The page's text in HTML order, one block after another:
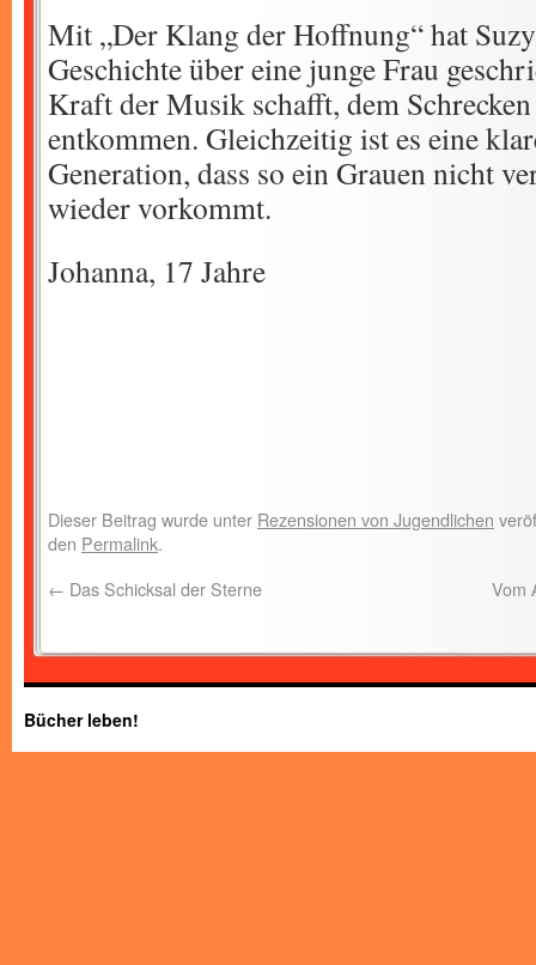
Mit „Der Klang der Hoffnung“ hat
Geschichte über eine junge Frau
Kraft der Musik schafft, dem
entkommen. Gleichzeitig ist es eine
Generation, dass so ein Grauen nicht
wieder vorkommt.
Johanna, 17 Jahre
Dieser Beitrag wurde unter Rezensionen von Jugendlichen
den Permalink.
← Das Schicksal der Sterne Vom
Bücher leben!